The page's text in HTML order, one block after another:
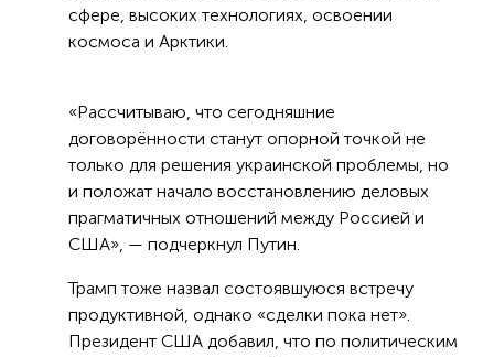
сфере, высоких технологиях, освоении
космоса и Арктики.
«Рассчитываю, что сегодняшние
договорённости станут опорной точкой не
только для решения украинской проблемы, но
и положат начало восстановлению деловых
прагматичных отношений между Россией и
США», — подчеркнул Путин.
Трамп тоже назвал состоявшуюся встречу
продуктивной, однако «сделки пока нет».
Президент США добавил, что по политическим